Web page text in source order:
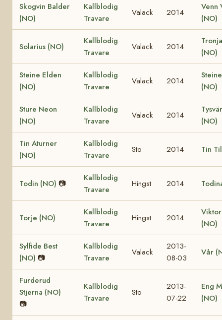
Skogvin Balder
(NO)
Kallblodig
Travare
Valack 2014
Venn
(NO)
Solarius (NO)
Kallblodig
Travare
Valack 2014
(NO)
Steine Elden
(NO)
Kallblodig
Travare
Valack 2014
(NO)
Sture Neon
(NO)
Kallblodig
Travare
Valack 2014
(NO)
Tin Aturner
(NO)
Kallblodig
Travare
Sto 2014 Tin
Todin (NO) 📷
Kallblodig
Travare
Hingst 2014
Torje (NO)
Kallblodig
Travare
Hingst 2014
(NO)
Sylfide Best
(NO) 📷
Kallblodig
Travare
Valack
2013-
08-03
Vår
Furderud
Stjerna (NO)
📷
Kallblodig
Travare
Sto
2013-
07-22
Eng
(NO)